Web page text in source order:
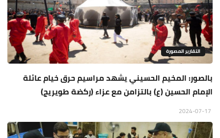
التقارير المصورة
بالصور: المخيم الحسيني يشهد مراسيم حرق خيام عائلة
الإمام الحسين (ع) بالتزامن مع عزاء (ركضة طويريج)